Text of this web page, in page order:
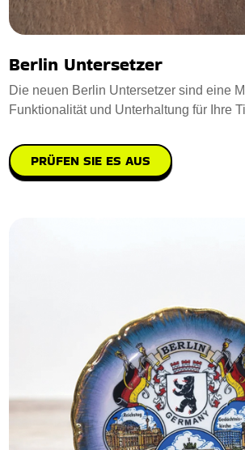
Berlin Untersetzer
Die neuen Berlin Untersetzer sind eine
Funktionalität und Unterhaltung für Ihre
PRÜFEN SIE ES AUS